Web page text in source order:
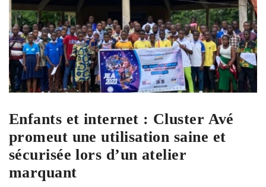
Enfants et internet : Cluster Avé
promeut une utilisation saine et
sécurisée lors d’un atelier
marquant